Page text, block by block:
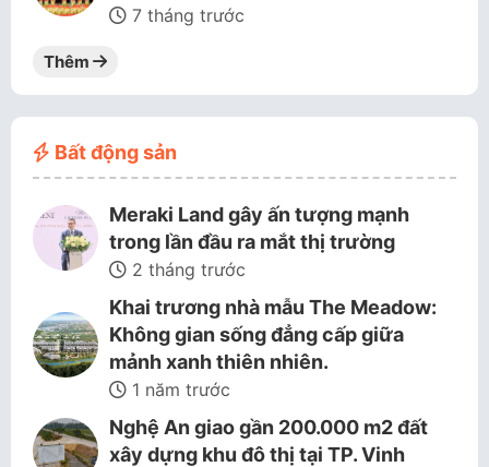
7 tháng trước
Thêm
Bất động sản
Meraki Land gây ấn tượng mạnh
trong lần đầu ra mắt thị trường
2 tháng trước
Khai trương nhà mẫu The Meadow:
Không gian sống đẳng cấp giữa
mảnh xanh thiên nhiên.
1 năm trước
Nghệ An giao gần 200.000 m2 đất
xây dựng khu đô thị tại TP. Vinh